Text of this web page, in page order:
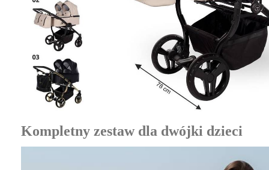
Kompletny zestaw dla dwójki dzieci